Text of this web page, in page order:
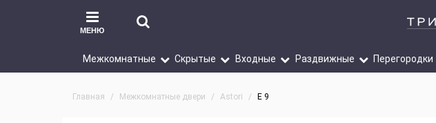
МЕНЮ
Межкомнатные Скрытые Входные Раздвижные Перегородки
Главная Межкомнатные двери Astori E 9